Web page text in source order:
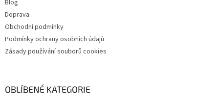
Blog
Doprava
Obchodní podmínky
Podmínky ochrany osobních údajů
Zásady používání souborů cookies
OBLÍBENÉ KATEGORIE